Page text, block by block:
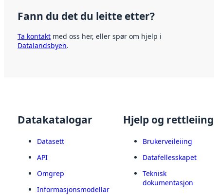
Fann du det du leitte etter?
Ta kontakt med oss her, eller spør om hjelp i
Datalandsbyen.
Datakatalogar
Datasett
API
Omgrep
Informasjonsmodellar
Hjelp og rettleiing
Brukerveileiing
Datafellesskapet
Teknisk
dokumentasjon